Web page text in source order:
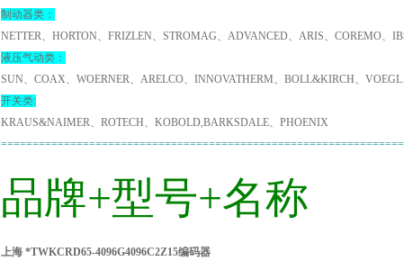
制动器类：
NETTER、HORTON、FRIZLEN、STROMAG、ADVANCED、ARIS、COREMO、
液压气动类：
SUN、COAX、WOERNER、ARELCO、INNOVATHERM、BOLL&KIRCH、
开关类:
KRAUS&NAIMER、ROTECH、KOBOLD,BARKSDALE、PHOENIX
品牌+型号+名称
上海 *TWKCRD65-4096G4096C2Z15编码器